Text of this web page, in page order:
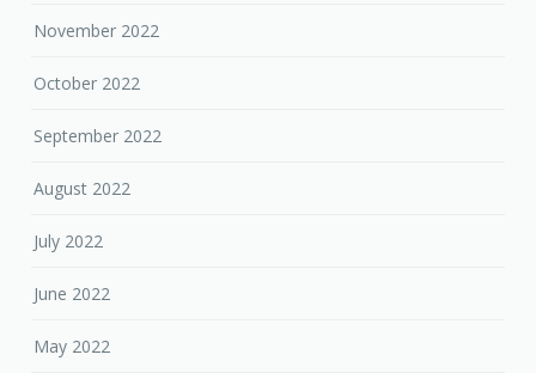
November 2022
October 2022
September 2022
August 2022
July 2022
June 2022
May 2022